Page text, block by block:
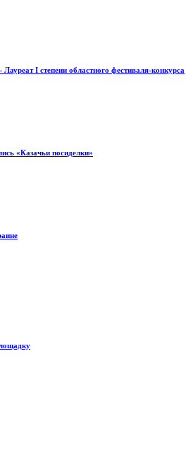
I степени областного фестиваля-конкурса
«Казачьи посиделки»